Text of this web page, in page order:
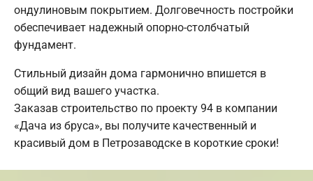
ондулиновым покрытием. Долговечность постройки
обеспечивает надежный опорно-столбчатый
фундамент.
Стильный дизайн дома гармонично впишется в
общий вид вашего участка.
Заказав строительство по проекту 94 в компании
«Дача из бруса», вы получите качественный и
красивый дом в Петрозаводске в короткие сроки!